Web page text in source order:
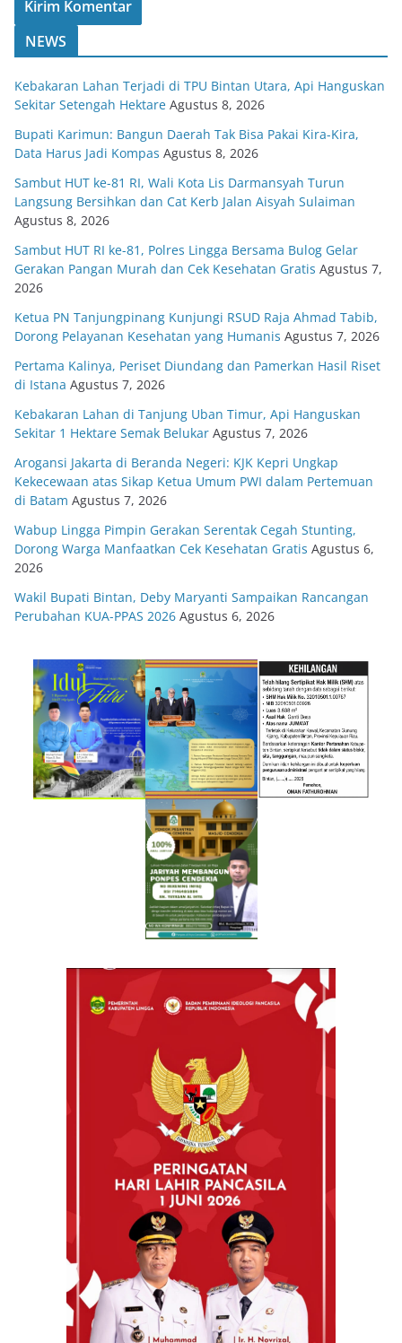
NEWS
Kebakaran Lahan Terjadi di TPU Bintan Utara, Api Hanguskan
Sekitar Setengah Hektare Agustus 8, 2026
Bupati Karimun: Bangun Daerah Tak Bisa Pakai Kira-Kira,
Data Harus Jadi Kompas Agustus 8, 2026
Sambut HUT ke-81 RI, Wali Kota Lis Darmansyah Turun
Langsung Bersihkan dan Cat Kerb Jalan Aisyah Sulaiman
Agustus 8, 2026
Sambut HUT RI ke-81, Polres Lingga Bersama Bulog Gelar
Gerakan Pangan Murah dan Cek Kesehatan Gratis Agustus 7,
2026
Ketua PN Tanjungpinang Kunjungi RSUD Raja Ahmad Tabib,
Dorong Pelayanan Kesehatan yang Humanis Agustus 7, 2026
Pertama Kalinya, Periset Diundang dan Pamerkan Hasil Riset
di Istana Agustus 7, 2026
Kebakaran Lahan di Tanjung Uban Timur, Api Hanguskan
Sekitar 1 Hektare Semak Belukar Agustus 7, 2026
Arogansi Jakarta di Beranda Negeri: KJK Kepri Ungkap
Kekecewaan atas Sikap Ketua Umum PWI dalam Pertemuan
di Batam Agustus 7, 2026
Wabup Lingga Pimpin Gerakan Serentak Cegah Stunting,
Dorong Warga Manfaatkan Cek Kesehatan Gratis Agustus 6,
2026
Wakil Bupati Bintan, Deby Maryanti Sampaikan Rancangan
Perubahan KUA-PPAS 2026 Agustus 6, 2026